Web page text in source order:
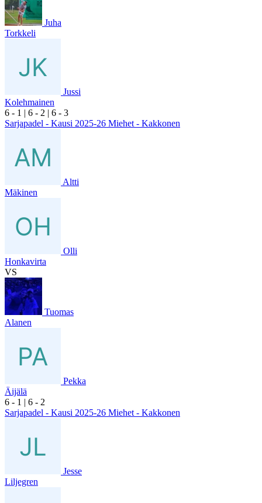
Juha
Torkkeli
Jussi
Kolehmainen
6 - 1 | 6 - 2 | 6 - 3
Sarjapadel - Kausi 2025-26 Miehet - Kakkonen
Altti
Mäkinen
Olli
Honkavirta
VS
Tuomas
Alanen
Pekka
Äijälä
6 - 1 | 6 - 2
Sarjapadel - Kausi 2025-26 Miehet - Kakkonen
Jesse
Liljegren